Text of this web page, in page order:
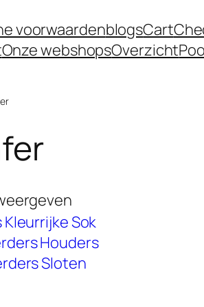
voorwaardenblogsCart
Onze webshopsOverzicht